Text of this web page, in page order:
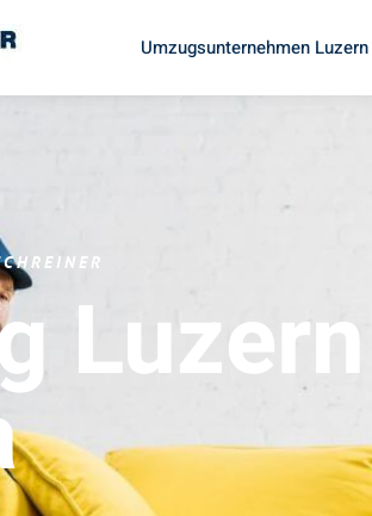
Umzugsunternehmen Luzern
Luzern